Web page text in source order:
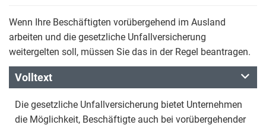
Wenn Ihre Beschäftigten vorübergehend im Ausland
arbeiten und die gesetzliche Unfallversicherung
weitergelten soll, müssen Sie das in der Regel beantragen.
Volltext
Die gesetzliche Unfallversicherung bietet Unternehmen
die Möglichkeit, Beschäftigte auch bei vorübergehender